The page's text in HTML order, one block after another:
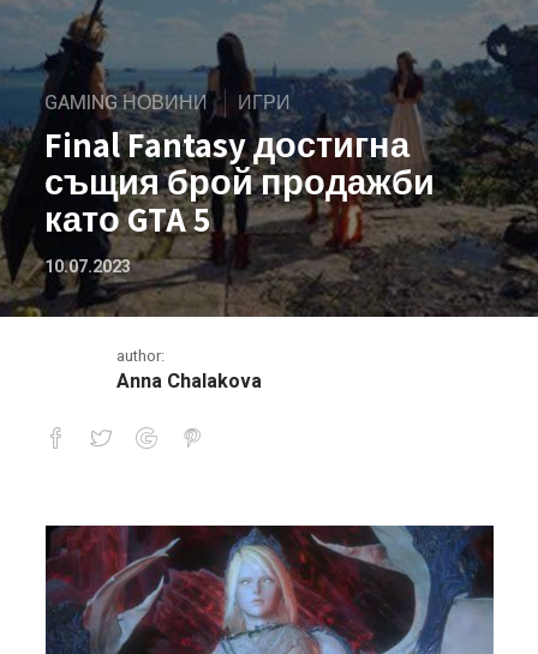
GAMING НОВИНИ ИГРИ
Final Fantasy достигна
същия брой продажби
като GTA 5
10.07.2023
author:
Anna Chalakova
Final Fantasy достигна същия брой